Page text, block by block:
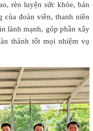
rèn luyện sức khỏe, bản
của đoàn viên, thanh niên
lành mạnh, góp phần xây
thành tốt mọi nhiệm vụ